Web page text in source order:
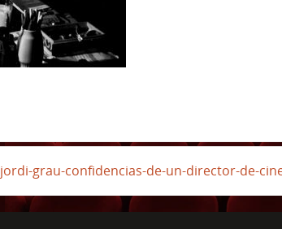
jordi-grau-confidencias-de-un-director-de-